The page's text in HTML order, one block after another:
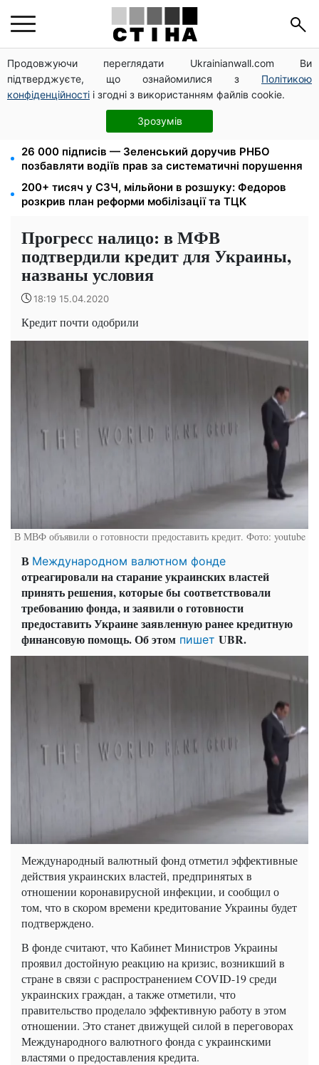
Продовжуючи переглядати Ukrainianwall.com Ви
підтверджуєте, що ознайомилися з Політикою
конфіденційності і згодні з використанням файлів cookie.
Зрозумів
Мавіки, зарядні станції та апарати для реанімації:
Християнський корпус передав вантаж на
Запорізький та Покровський напрямки
8 451 грн замість пакунка малюка: Пенсійний фонд
пояснив, як отримати гроші
26 000 підписів — Зеленський доручив РНБО
позбавляти водіїв прав за систематичні порушення
200+ тисяч у СЗЧ, мільйони в розшуку: Федоров
розкрив план реформи мобілізації та ТЦК
Прогресс налицо: в МФВ
подтвердили кредит для Украины,
названы условия
18:19 15.04.2020
Кредит почти одобрили
В МВФ объявили о готовности предоставить кредит. Фото: youtube
В Международном валютном фонде
отреагировали на старание украинских властей
принять решения, которые бы соответствовали
требованию фонда, и заявили о готовности
предоставить Украине заявленную ранее кредитную
финансовую помощь. Об этом пишет UBR.
Международный валютный фонд отметил эффективные
действия украинских властей, предпринятых в
отношении коронавирусной инфекции, и сообщил о
том, что в скором времени кредитование Украины будет
подтверждено.
В фонде считают, что Кабинет Министров Украины
проявил достойную реакцию на кризис, возникший в
стране в связи с распространением COVID-19 среди
украинских граждан, а также отметили, что
правительство проделало эффективную работу в этом
отношении. Это станет движущей силой в переговорах
Международного валютного фонда с украинскими
властями о предоставления кредита.